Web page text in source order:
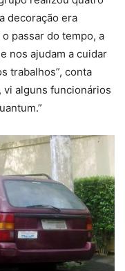
decoração era
passar do tempo, a
nos ajudam a cuidar
trabalhos”, conta
vi alguns funcionários